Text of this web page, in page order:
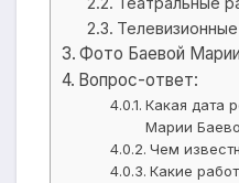
Фото Баевой Марии
Вопрос-ответ:
Какая дата
Марии
Чем
Какие